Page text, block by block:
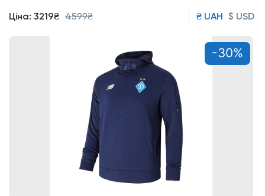
Ціна: 3219₴ 4599₴ ₴ UAH $ USD
-30%